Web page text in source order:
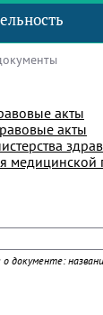
акты
акты
документе: